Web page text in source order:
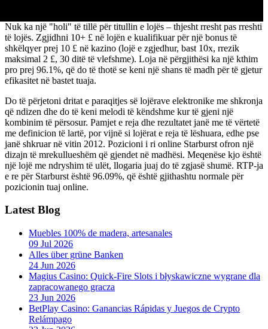
Nuk ka një "holi" të tillë për titullin e lojës – thjesht rresht pas rreshti
të lojës. Zgjidhni 10+ £ në lojën e kualifikuar për një bonus të
shkëlqyer prej 10 £ në kazino (lojë e zgjedhur, bast 10x, rrezik
maksimal 2 £, 30 ditë të vlefshme). Loja në përgjithësi ka një kthim
pro prej 96.1%, që do të thotë se keni një shans të madh për të gjetur
efikasitet në bastet tuaja.
Do të përjetoni dritat e paraqitjes së lojërave elektronike me shkronja
që ndizen dhe do të keni melodi të këndshme kur të gjeni një
kombinim të përsosur. Pamjet e reja dhe rezultatet janë me të vërtetë
me definicion të lartë, por vijnë si lojërat e reja të lëshuara, edhe pse
janë shkruar në vitin 2012. Pozicioni i ri online Starburst ofron një
dizajn të mrekullueshëm që gjendet në madhësi. Meqenëse kjo është
një lojë me ndryshim të ulët, llogaria juaj do të zgjasë shumë. RTP-ja
e re për Starburst është 96.09%, që është gjithashtu normale për
pozicionin tuaj online.
Latest Blog
Muebles 100% de madera, artesanales
09 Jul 2026
Alles über grüne Banken
24 Jun 2026
Magius Casino: Quick‑Fire Slots i błyskawiczne wygrane dla
zapracowanego gracza
23 Jun 2026
BetPlay Casino: Ganancias Rápidas y Juegos de Crypto
Relámpago